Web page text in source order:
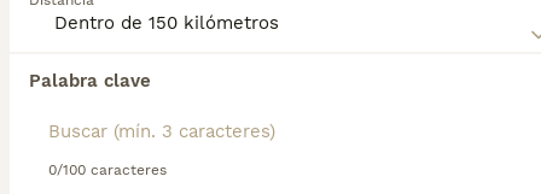
Palabra clave
0/100 caracteres
inteligencia.
para obtener información sobre esta raza de perro.
Encontramos 0 Papillon Perros en adopcion
Si deseas exactamente esta búsqueda guarda tu
búsqueda y espera el resultado perfecto: